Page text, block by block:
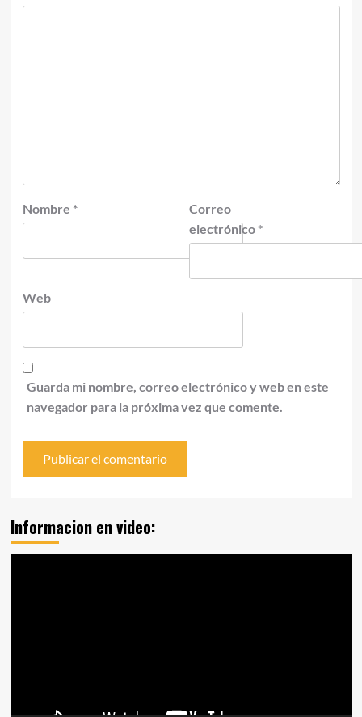
Nombre *
Correo
electrónico *
Web
Guarda mi nombre, correo electrónico y web en este
navegador para la próxima vez que comente.
Informacion en video: